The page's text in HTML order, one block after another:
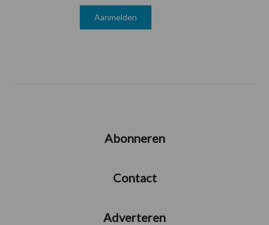
Abonneren
Contact
Adverteren